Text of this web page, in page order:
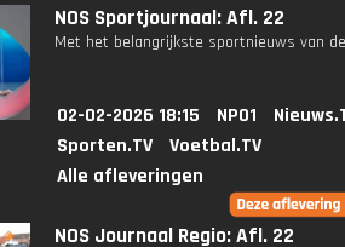
NOS Sportjournaal: Afl. 22
Met het belangrijkste sportnieuws van
02-02-2026 18:15 NPO1
Sporten.TV
Voetbal.TV
Alle afleveringen
NOS Journaal Regio: Afl. 22